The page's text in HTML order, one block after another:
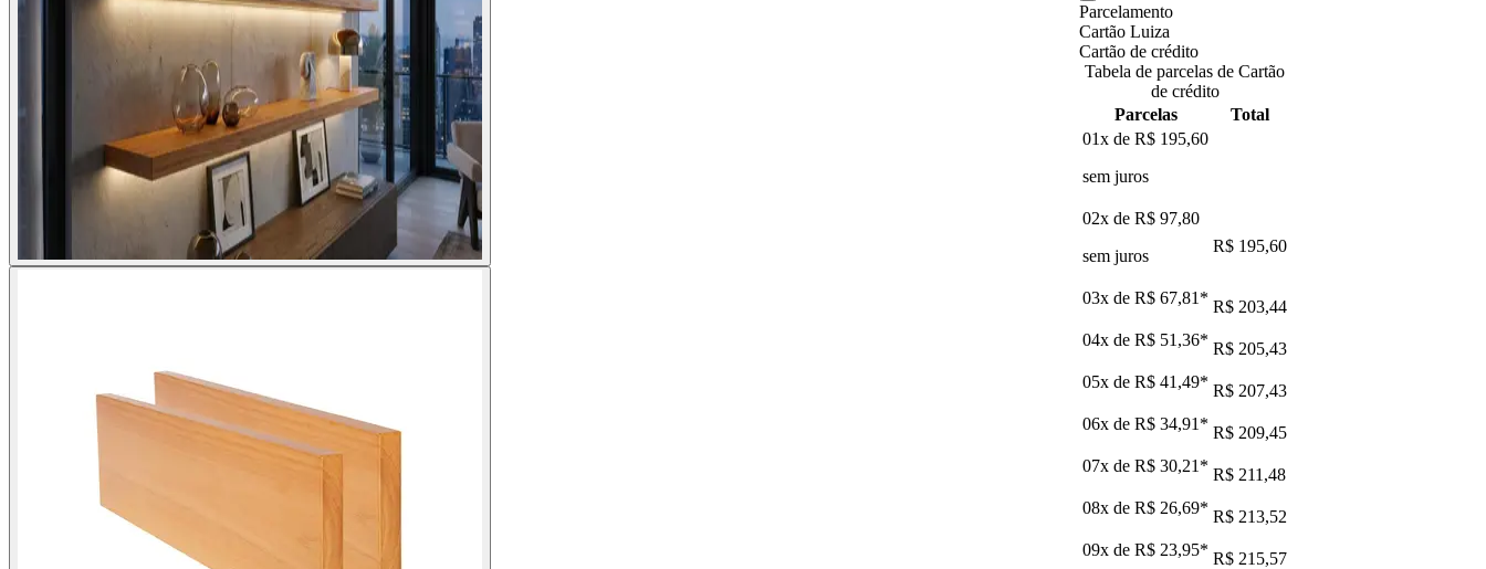
Parcelamento
Cartão Luiza
Cartão de crédito
Tabela de parcelas de Cartão
de crédito
Parcelas
Total
01x de R$ 195,60
sem juros
02x de R$ 97,80
sem juros
R$ 195,60
03x de R$ 67,81 * R$ 203,44
04x de R$ 51,36* R$ 205,43
05x de R$ 41,49* R$ 207,43
06x de R$ 34,91 * R$ 209,45
07x de R$ 30,21 * R$ 211,48
08x de R$ 26,69* R$ 213,52
09x de R$ 23,95* R$ 215,57